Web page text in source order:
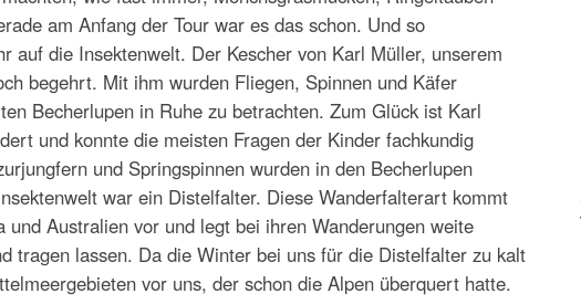
am Anfang der Tour war es das schon. Und so
auf die Insektenwelt. Der Kescher von Karl Müller, unserem
begehrt. Mit ihm wurden Fliegen, Spinnen und Käfer
Becherlupen in Ruhe zu betrachten. Zum Glück ist Karl
und konnte die meisten Fragen der Kinder fachkundig
und Springspinnen wurden in den Becherlupen
war ein Distelfalter. Diese Wanderfalterart kommt
Australien vor und legt bei ihren Wanderungen weite
tragen lassen. Da die Winter bei uns für die Distelfalter zu kalt
vor uns, der schon die Alpen überquert hatte.